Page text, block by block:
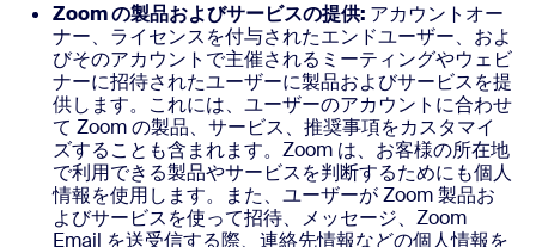
Zoom の製品およびサービスの提供: アカウントオー
ナー、ライセンスを付与されたエンドユーザー、およ
びそのアカウントで主催されるミーティングやウェビ
ナーに招待されたユーザーに製品およびサービスを提
供します。これには、ユーザーのアカウントに合わせ
て Zoom の製品、サービス、推奨事項をカスタマイ
ズすることも含まれます。Zoom は、お客様の所在地
で利用できる製品やサービスを判断するためにも個人
情報を使用します。また、ユーザーが Zoom 製品お
よびサービスを使って招待、メッセージ、Zoom
Email を送受信する際、連絡先情報などの個人情報を